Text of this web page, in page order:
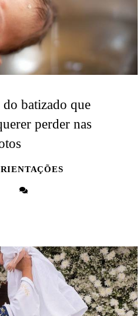
batizado que
perder nas